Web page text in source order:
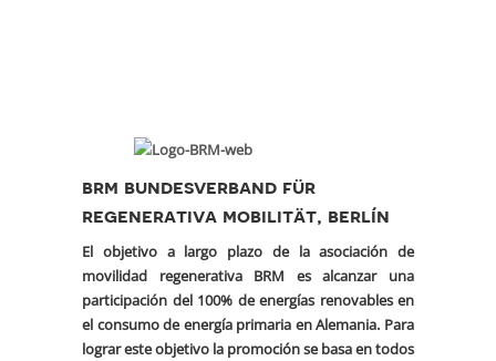
brm bundesverband für
regenerativa mobilität, berlín
El objetivo a largo plazo de la asociación de
movilidad regenerativa BRM es alcanzar una
participación del 100% de energías renovables en
el consumo de energía primaria en Alemania. Para
lograr este objetivo la promoción se basa en todos